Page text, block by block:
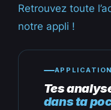
Retrouvez toute
notre appli !
Tes
dans ta